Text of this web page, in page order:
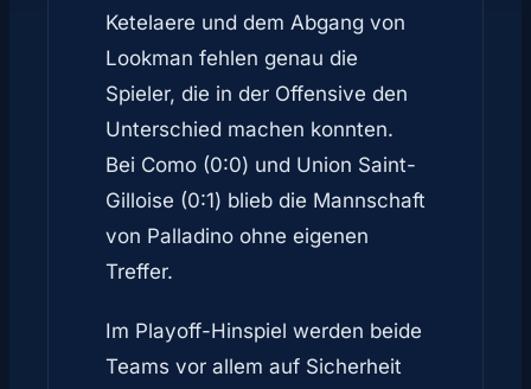
Ketelaere und dem Abgang von
Lookman fehlen genau die
Spieler, die in der Offensive den
Unterschied machen konnten.
Bei Como (0:0) und Union Saint-
Gilloise (0:1) blieb die Mannschaft
von Palladino ohne eigenen
Treffer.
Im Playoff-Hinspiel werden beide
Teams vor allem auf Sicherheit